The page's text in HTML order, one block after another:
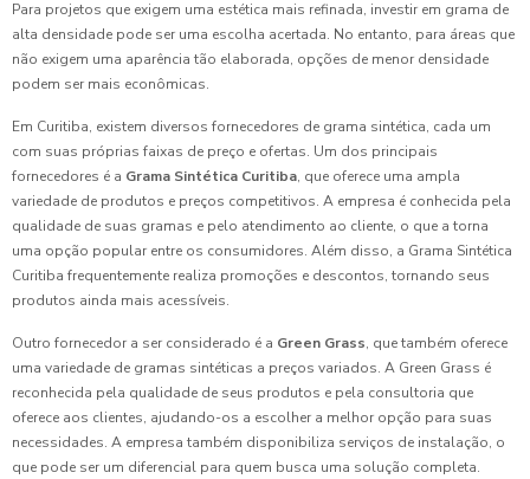
Para projetos que exigem uma estética mais refinada, investir em grama de
alta densidade pode ser uma escolha acertada. No entanto, para áreas que
não exigem uma aparência tão elaborada, opções de menor densidade
podem ser mais econômicas.
Em Curitiba, existem diversos fornecedores de grama sintética, cada um
com suas próprias faixas de preço e ofertas. Um dos principais
fornecedores é a Grama Sintética Curitiba, que oferece uma ampla
variedade de produtos e preços competitivos. A empresa é conhecida pela
qualidade de suas gramas e pelo atendimento ao cliente, o que a torna
uma opção popular entre os consumidores. Além disso, a Grama Sintética
Curitiba frequentemente realiza promoções e descontos, tornando seus
produtos ainda mais acessíveis.
Outro fornecedor a ser considerado é a Green Grass, que também oferece
uma variedade de gramas sintéticas a preços variados. A Green Grass é
reconhecida pela qualidade de seus produtos e pela consultoria que
oferece aos clientes, ajudando-os a escolher a melhor opção para suas
necessidades. A empresa também disponibiliza serviços de instalação, o
que pode ser um diferencial para quem busca uma solução completa.